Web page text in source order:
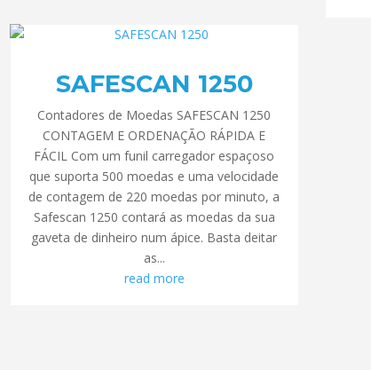
SAFESCAN 1250
Contadores de Moedas SAFESCAN 1250
CONTAGEM E ORDENAÇÃO RÁPIDA E
FÁCIL Com um funil carregador espaçoso
que suporta 500 moedas e uma velocidade
de contagem de 220 moedas por minuto, a
Safescan 1250 contará as moedas da sua
gaveta de dinheiro num ápice. Basta deitar
as...
read more